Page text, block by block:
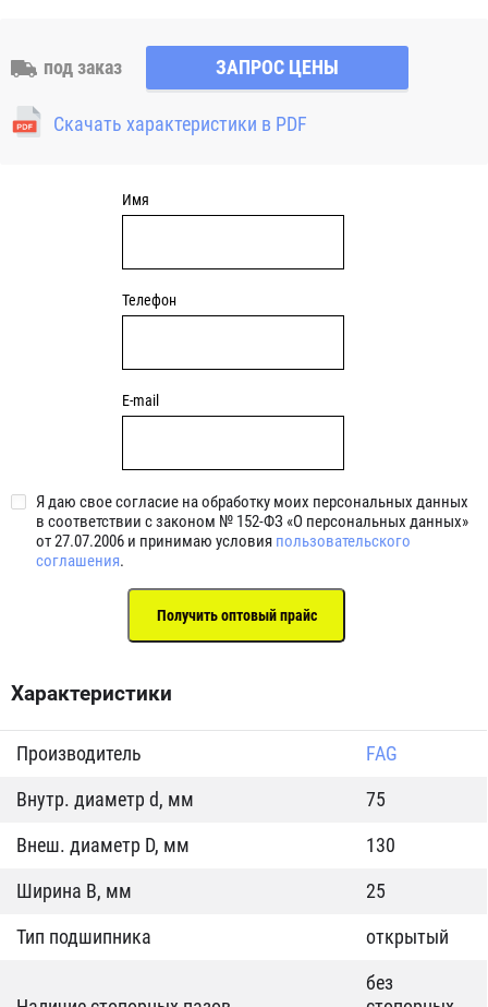
сепаратор из латуни или полиамида с телами качения
(шариками) Половинки внутреннего кольца не являются
взаимозаменяемыми с такими же кольцами от другого
подшипника с четырех-точечным контактом. Наружное
под заказ ЗАПРОС ЦЕНЫ
Скачать характеристики в PDF
Имя
Телефон
E-mail
Я даю свое согласие на обработку моих персональных данных
в соответствии с законом № 152-ФЗ «О персональных данных»
от 27.07.2006 и принимаю условия пользовательского
соглашения.
Характеристики
Производитель
FAG
Внутр. диаметр d, мм
75
Внеш. диаметр D, мм
130
Ширина B, мм
25
Тип подшипника
открытый
без